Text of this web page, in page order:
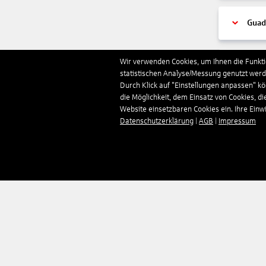
Wir verwenden Cookies, um Ihnen die
statistischen Analyse/Messung genutzt
Durch Klick auf "Einstellungen anpassen"
die Möglichkeit, dem Einsatz von Cookies,
Website einsetzbaren Cookies ein. Ihre
Datenschutzerklärung
AGB Impressum